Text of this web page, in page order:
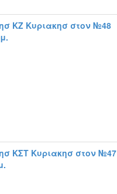
ΚΖ Κυριακησ στον №48
ΚΣΤ Κυριακησ στον №47